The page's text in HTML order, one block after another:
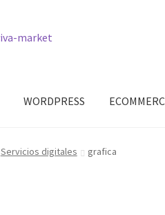
WORDPRESS
Servicios digitales grafica